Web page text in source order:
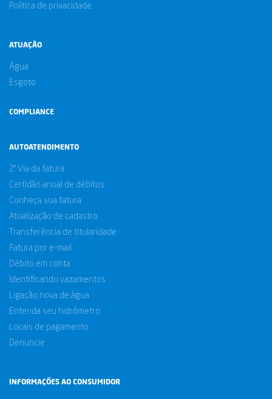
Política de privacidade
ATUAÇÃO
Água
Esgoto
COMPLIANCE
AUTOATENDIMENTO
2ª Via da fatura
Certidão anual de débitos
Conheça sua fatura
Atualização de cadastro
Transferência de titularidade
Fatura por e-mail
Débito em conta
Identificando vazamentos
Ligação nova de água
Entenda seu hidrômetro
Locais de pagamento
Denuncie
INFORMAÇÕES AO CONSUMIDOR